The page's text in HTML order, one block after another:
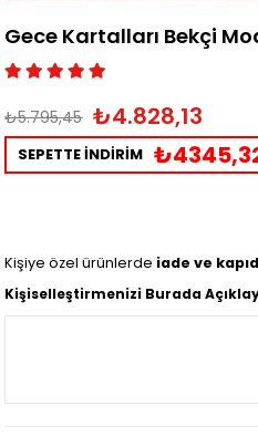
Gece Kartalları Bekçi
₺5.795,45 ₺4.828,13
SEPETTE İNDİRİM
Kişiye özel ürünlerde iade ve
Kişiselleştirmenizi Burada